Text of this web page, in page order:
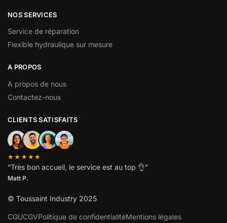
NOS SERVICES
Service de réparation
Flexible hydraulique sur mesure
A PROPOS
A propos de nous
Contactez-nous
CLIENTS SATISFAITS
★★★★★
“Très bon accueil, le service est au top 👌”
Matt P.
© Toussaint Industry 2025
CGUCGVPolitique de confidentialitéMentions légales